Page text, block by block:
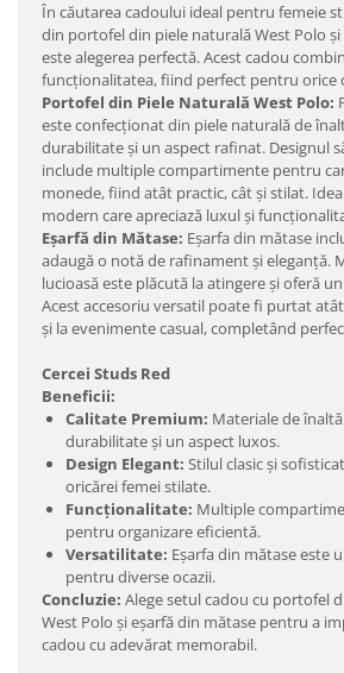
În căutarea cadoului ideal pentru femeie
din portofel din piele naturală West Polo
este alegerea perfectă. Acest cadou
funcționalitatea, fiind perfect pentru orice
Portofel din Piele Naturală West Polo:
este confecționat din piele naturală de
durabilitate și un aspect rafinat. Designul
include multiple compartimente pentru
monede, fiind atât practic, cât și stilat.
modern care apreciază luxul și
Eșarfă din Mătase: Eșarfa din mătase
adaugă o notă de rafinament și eleganță.
lucioasă este plăcută la atingere și oferă
Acest accesoriu versatil poate fi purtat
și la evenimente casual, completând
Cercei Studs Red
Beneficii:
Calitate Premium: Materiale de
durabilitate și un aspect luxos.
Design Elegant: Stilul clasic și
oricărei femei stilate.
Funcționalitate: Multiple
pentru organizare eficientă.
Versatilitate: Eșarfa din mătase este
pentru diverse ocazii.
Concluzie: Alege setul cadou cu portofel
West Polo și eșarfă din mătase pentru a
cadou cu adevărat memorabil.